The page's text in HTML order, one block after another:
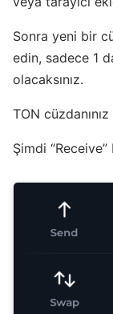
Sonra yeni bir
edin, sadece 1
olacaksınız.
TON cüzdanınız
Şimdi “Receive”